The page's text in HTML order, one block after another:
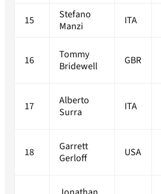
15
Stefano
Manzi
ITA
16
Tommy
Bridewell
GBR
17
Alberto
Surra
ITA
18
Garrett
Gerloff
USA